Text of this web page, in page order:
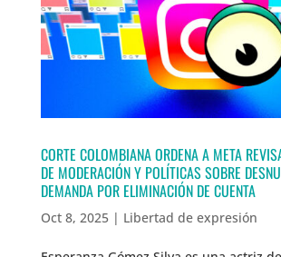
CORTE COLOMBIANA ORDENA A META
DE MODERACIÓN Y POLÍTICAS SOBRE
DEMANDA POR ELIMINACIÓN DE CUENTA
Oct 8, 2025| Libertad de expresión